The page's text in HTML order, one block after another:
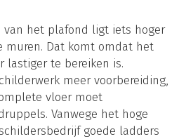
van het plafond ligt iets hoger
muren. Dat komt omdat het
lastiger te bereiken is.
meer voorbereiding,
vloer moet
Vanwege het hoge
goede ladders